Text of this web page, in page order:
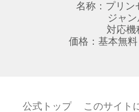
名称：プリン
ジャ
対応機
価格：基本無
公式トップ このサイト